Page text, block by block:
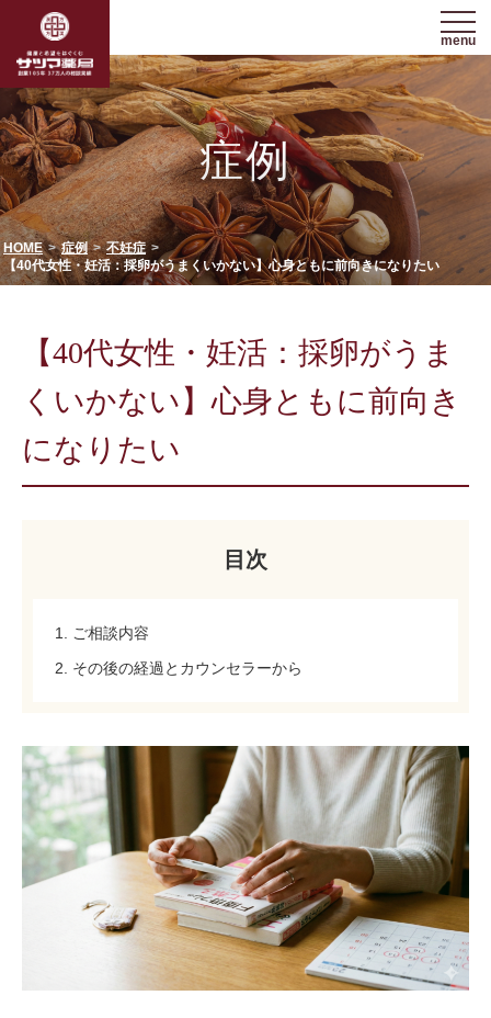
menu
症例
HOME 症例
不妊症
【40代女性・妊活：採卵がうまくいかない】心身ともに前向きになりたい
【40代女性・妊活：採卵がうま
くいかない】心身ともに前向き
になりたい
目次
1. ご相談内容
2. その後の経過とカウンセラーから